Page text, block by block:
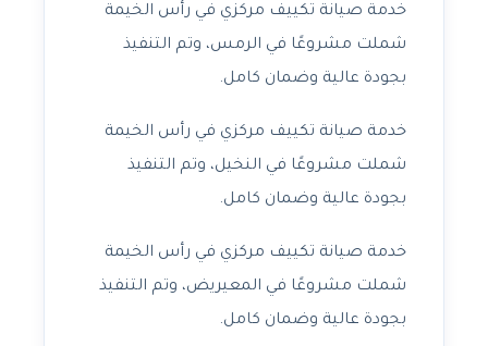
خدمة صيانة تكييف مركزي في رأس الخيمة
شملت مشروعًا في الرمس، وتم التنفيذ
بجودة عالية وضمان كامل.
خدمة صيانة تكييف مركزي في رأس الخيمة
شملت مشروعًا في النخيل، وتم التنفيذ
بجودة عالية وضمان كامل.
خدمة صيانة تكييف مركزي في رأس الخيمة
شملت مشروعًا في المعيريض، وتم التنفيذ
بجودة عالية وضمان كامل.